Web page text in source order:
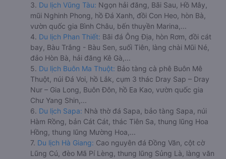
3. Du lịch Vũng Tàu: Ngọn hải đăng, Bãi Sau, Hồ Mây,
mũi Nghinh Phong, hồ Đá Xanh, đồi Con Heo, hòn Bà,
vườn quốc gia Bình Châu, bến thuyền Marina,...
4. Du lịch Phan Thiết: Bãi đá Ông Địa, hòn Rơm, đồi cát
bay, Bàu Trắng - Bàu Sen, suối Tiên, làng chài Mũi Né,
đảo Hòn Bà, hải đăng Kê Gà,...
5. Du lịch Buôn Ma Thuột: Bảo tàng cà phê Buôn Mê
Thuột, núi Đá Voi, hồ Lắk, cụm 3 thác Dray Sap – Dray
Nur – Gia Long, Buôn Đôn, hồ Ea Kao, vườn quốc gia
Chư Yang Shin,...
6. Du lịch Sapa: Nhà thờ đá Sapa, bảo tàng Sapa, núi
Hàm Rồng, bản Cát Cát, thác Tiên Sa, thung lũng Hoa
Hồng, thung lũng Mường Hoa,...
7. Du lịch Hà Giang: Cao nguyên đá Đồng Văn, cột cờ
Lũng Cú, đèo Mã Pí Lèng, thung lũng Sủng Là, làng văn